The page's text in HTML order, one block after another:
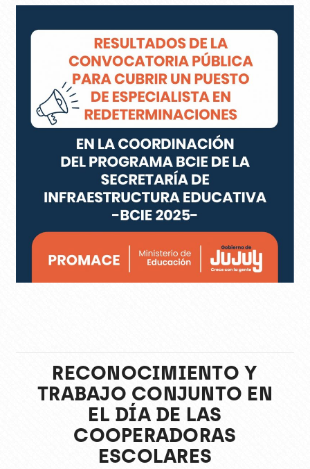
RECONOCIMIENTO Y
TRABAJO CONJUNTO EN
EL DÍA DE LAS
COOPERADORAS
ESCOLARES